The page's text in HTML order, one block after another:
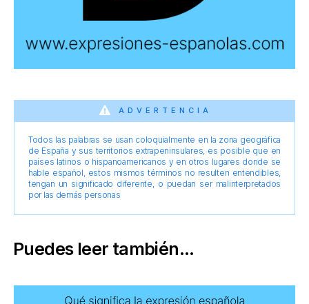
ADVERTENCIA
Todos las palabras se usan coloquialmente en la zona geográfica
de España y sus territorios extrapeninsulares, es posible que en
países latinos o hispanoamericanos y en otros lugares donde se
hable español, estos mismos términos no resulten entendibles,
tengan un significado diferente, o puedan ser malinterpretados
por las demás personas
Puedes leer también...